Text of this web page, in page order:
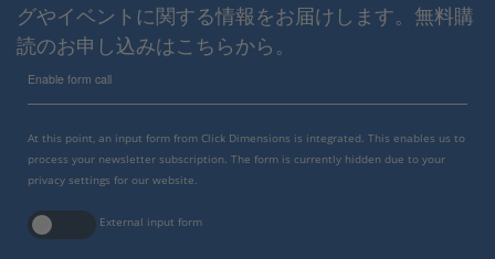
グやイベントに関する情報をお届けします。無料購
読のお申し込みはこちらから。
Enable form call
At this point, an input form from Click Dimensions is integrated. This enables us to
process your newsletter subscription. The form is currently hidden due to your
privacy settings for our website.
External input form